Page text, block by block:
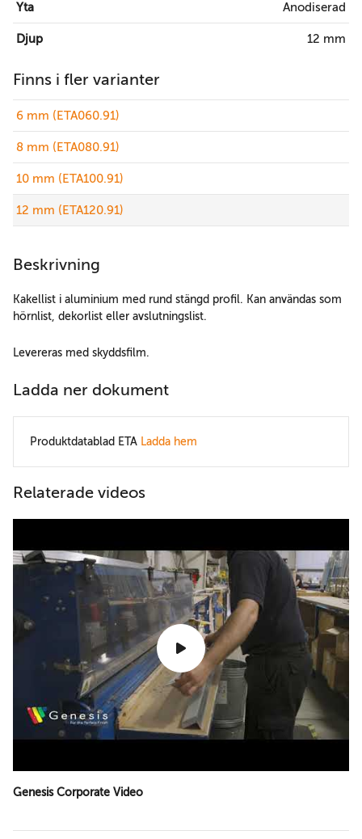
Yta Anodiserad
Djup 12 mm
Finns i fler varianter
6 mm (ETA060.91)
8 mm (ETA080.91)
10 mm (ETA100.91)
12 mm (ETA120.91)
Beskrivning
Kakellist i aluminium med rund stängd profil. Kan användas som
hörnlist, dekorlist eller avslutningslist.
Levereras med skyddsfilm.
Ladda ner dokument
Produktdatablad ETA Ladda hem
Relaterade videos
Genesis Corporate Video